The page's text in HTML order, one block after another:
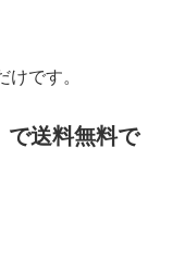
です。
で送料無料で